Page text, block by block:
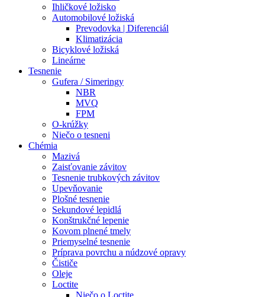
Ihličkové ložisko
Automobilové ložiská
Prevodovka | Diferenciál
Klimatizácia
Bicyklové ložiská
Lineárne
Tesnenie
Gufera / Simeringy
NBR
MVQ
FPM
O-krúžky
Niečo o tesneni
Chémia
Mazivá
Zaisťovanie závitov
Tesnenie trubkových závitov
Upevňovanie
Plošné tesnenie
Sekundové lepidlá
Konštrukčné lepenie
Kovom plnené tmely
Priemyselné tesnenie
Príprava povrchu a núdzové opravy
Čističe
Oleje
Loctite
Niečo o Loctite